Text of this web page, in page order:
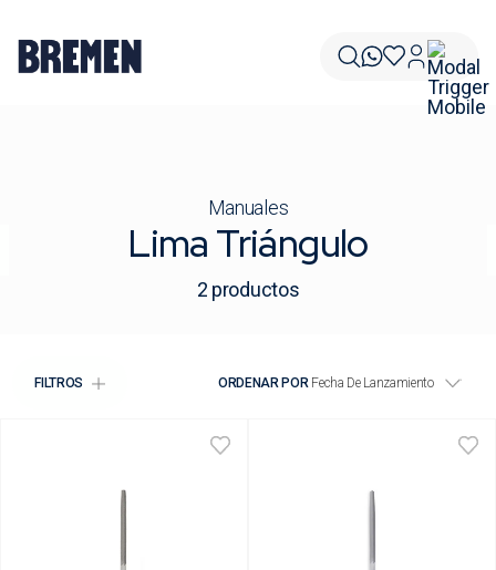
Manuales
Lima Triángulo
2 productos
FILTROS ORDENAR POR Fecha De Lanzamiento